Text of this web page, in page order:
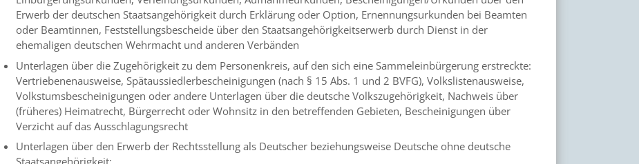
Erwerb der deutschen Staatsangehörigkeit durch Erklärung oder Option, Ernennungsurkunden bei Beamten
oder Beamtinnen, Feststellungsbescheide über den Staatsangehörigkeitserwerb durch Dienst in der
ehemaligen deutschen Wehrmacht und anderen Verbänden
Unterlagen über die Zugehörigkeit zu dem Personenkreis, auf den sich eine Sammeleinbürgerung erstreckte:
Vertriebenenausweise, Spätaussiedlerbescheinigungen (nach § 15 Abs. 1 und 2 BVFG), Volkslistenausweise,
Volkstumsbescheinigungen oder andere Unterlagen über die deutsche Volkszugehörigkeit, Nachweis über
(früheres) Heimatrecht, Bürgerrecht oder Wohnsitz in den betreffenden Gebieten, Bescheinigungen über
Verzicht auf das Ausschlagungsrecht
Unterlagen über den Erwerb der Rechtsstellung als Deutscher beziehungsweise Deutsche ohne deutsche